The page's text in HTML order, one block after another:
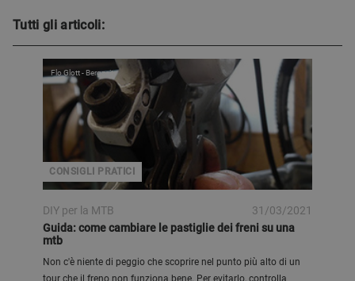
Tutti gli articoli:
CONSIGLI PRATICI
Flo Glott - Bergzeit
DIY per la MTB
31/03/2021
Guida: come cambiare le pastiglie dei freni su una
mtb
Non c'è niente di peggio che scoprire nel punto più alto di un
tour che il freno non funziona bene. Per evitarlo, controlla